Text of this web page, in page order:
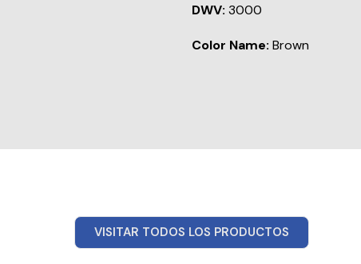
DWV: 3000
Color Name: Brown
VISITAR TODOS LOS PRODUCTOS